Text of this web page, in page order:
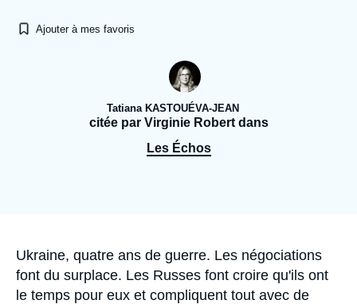
Se connecter
Ajouter à mes favoris
Tatiana KASTOUÉVA-JEAN
citée par Virginie Robert dans
Les Échos
Accroche
Ukraine, quatre ans de guerre. Les négociations
font du surplace. Les Russes font croire qu'ils ont
le temps pour eux et compliquent tout avec de